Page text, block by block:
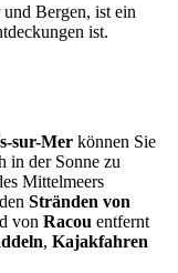
Bergen, ist ein
ist.
sur-Mer können Sie
in der Sonne zu
Mittelmeers
Stränden von
von Racou entfernt
, Kajakfahren